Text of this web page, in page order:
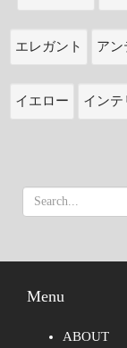
エレガント アン
イエロー インテ
Menu
ABOUT